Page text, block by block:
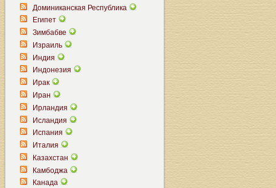
Доминиканская Республика
Египет
Зимбабве
Израиль
Индия
Индонезия
Ирак
Иран
Ирландия
Исландия
Испания
Италия
Казахстан
Камбоджа
Канада